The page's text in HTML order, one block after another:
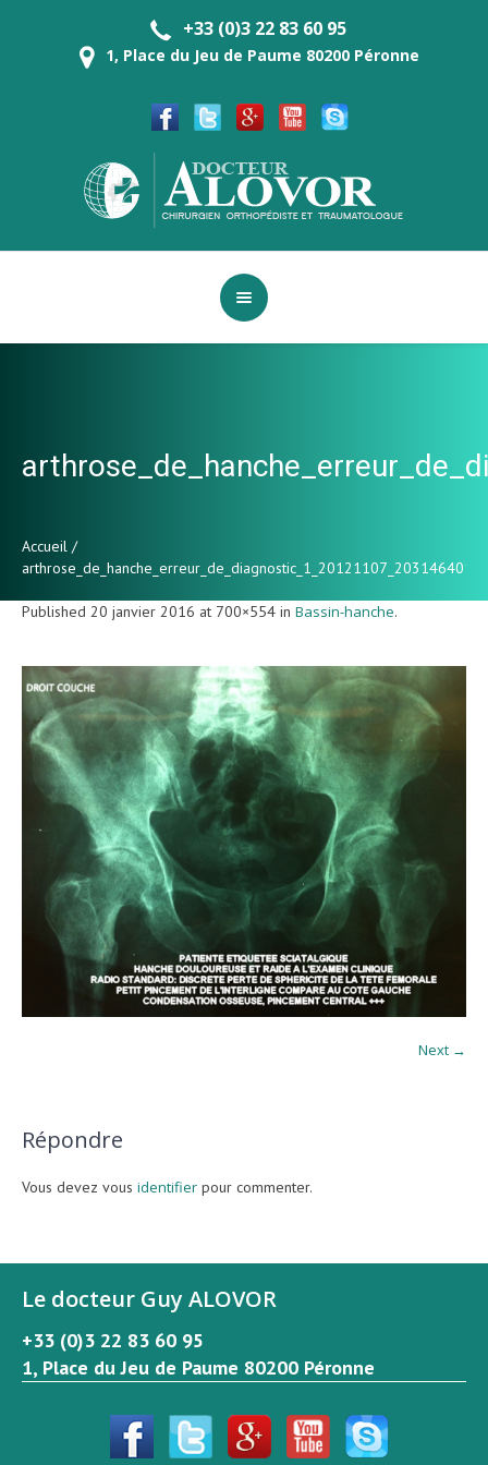
+33 (0)3 22 83 60 95
1, Place du Jeu de Paume 80200 Péronne
Accueil /
arthrose_de_hanche_erreur_de_diagnostic_1_20121107_2031464010
Published 20 janvier 2016 at 700×554 in Bassin-hanche.
Next →
Répondre
Vous devez vous identifier pour commenter.
Le docteur Guy ALOVOR
+33 (0)3 22 83 60 95
1, Place du Jeu de Paume 80200 Péronne